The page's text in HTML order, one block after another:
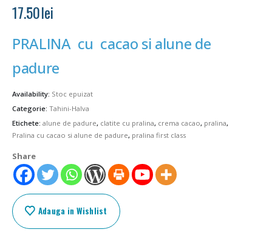
17.50lei
PRALINA cu cacao si alune de
padure
Availability: Stoc epuizat
Categorie: Tahini-Halva
Etichete: alune de padure, clatite cu pralina, crema cacao, pralina,
Pralina cu cacao si alune de padure, pralina first class
Share
Adauga in Wishlist